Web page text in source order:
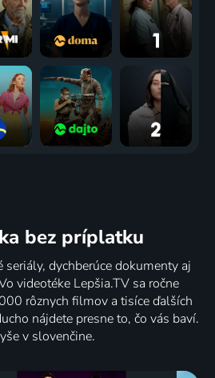
bez príplatku
seriály, dychberúce dokumenty aj
videotéke Lepšia.TV sa ročne
rôznych filmov a tisíce ďalších
nájdete presne to, čo vás baví.
v slovenčine.